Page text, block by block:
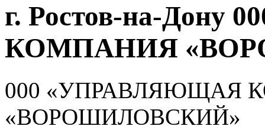
г. Ростов-на-
КОМПАНИЯ
000 «УПРАВЛЯЮЩАЯ
«ВОРОШИЛОВСКИЙ»